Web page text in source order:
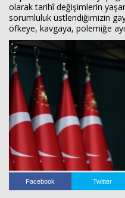
olarak tarihî değişimlerin
sorumluluk üstlendiğimizin
öfkeye, kavgaya, polemiğe
Facebook Twitter